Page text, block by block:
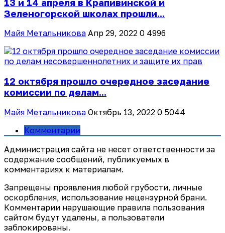
13 и 14 апреля в Крапивинской и
Зеленогорской школах прошли...
Майя Метальникова Апр 29, 2022 0 4996
12 октября прошло очередное заседание
комиссии по делам...
Майя Метальникова Октябрь 13, 2022 0 5044
Комментарии
Администрация сайта не несет ответственности за
содержание сообщений, публикуемых в
комментариях к материалам.
Запрещены проявления любой грубости, личные
оскорбления, использование нецензурной брани.
Комментарии нарушающие правила пользования
сайтом будут удалены, а пользователи
заблокированы.